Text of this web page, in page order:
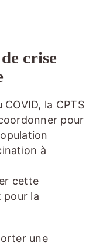
crise
la CPTS
pour
à
cette
pour la
une